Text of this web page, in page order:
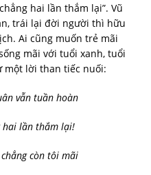
hai lần thắm lại”. Vũ
trái lại đời người thì hữu
Ai cũng muốn trẻ mãi
mãi với tuổi xanh, tuổi
một lời than tiếc nuối:
vẫn tuần hoàn
hai lần thắm lại!
còn tôi mãi